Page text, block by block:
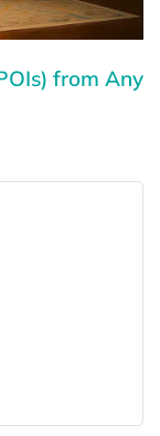
from Any